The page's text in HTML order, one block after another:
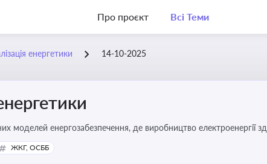
Про проєкт Всі Теми
енергетики 14-10-2025
моделей енергозабезпечення, де виробництво
громад, зменшення втрат при транспортуванні енергії
ЖКГ, ОСББ